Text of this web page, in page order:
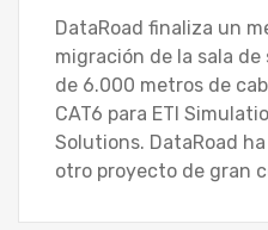
DataRoad finaliza un
migración de la sala
de 6.000 metros de
CAT6 para ETI
Solutions. DataRoad
otro proyecto de gran